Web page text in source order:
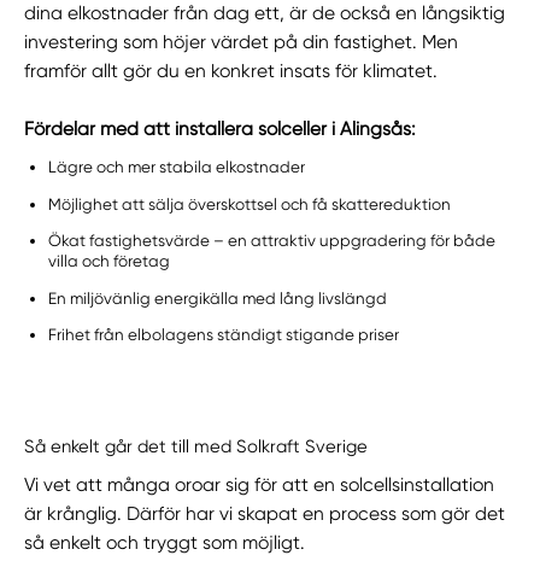
dina elkostnader från dag ett, är de också en långsiktig
investering som höjer värdet på din fastighet. Men
framför allt gör du en konkret insats för klimatet.
Fördelar med att installera solceller i Alingsås:
Lägre och mer stabila elkostnader
Möjlighet att sälja överskottsel och få skattereduktion
Ökat fastighetsvärde – en attraktiv uppgradering för både
villa och företag
En miljövänlig energikälla med lång livslängd
Frihet från elbolagens ständigt stigande priser
Så enkelt går det till med Solkraft Sverige
Vi vet att många oroar sig för att en solcellsinstallation
är krånglig. Därför har vi skapat en process som gör det
så enkelt och tryggt som möjligt.